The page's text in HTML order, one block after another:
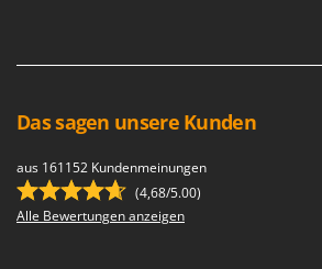
Das sagen unsere Kunden
aus 161152 Kundenmeinungen
(4,68/5.00)
Alle Bewertungen anzeigen